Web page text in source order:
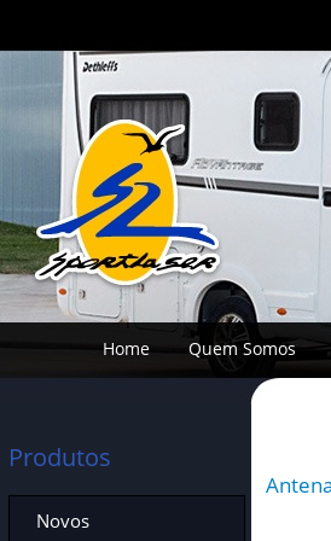
Home Quem Somos
Produtos
Novos